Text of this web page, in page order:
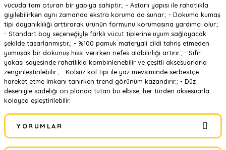
vücuda tam oturan bir yapıya sahiptir.; - Astarlı yapısı ile rahatlıkla
giyilebilirken aynı zamanda ekstra koruma da sunar.; - Dokuma kumaş
tipi dayanıklılığı arttırarak ürünün formunu korumasına yardımcı olur.;
- Standart boy seçeneğiyle farklı vücut tiplerine uyum sağlayacak
şekilde tasarlanmıştır.; - %100 pamuk materyali cildi tahriş etmeden
yumuşak bir dokunuş hissi verirken nefes alabilirliği artırır.; - Sıfır
yakası sayesinde rahatlıkla kombinlenebilir ve çeşitli aksesuarlarla
zenginleştirilebilir.; - Kolsuz kol tipi ile yaz mevsiminde serbestçe
hareket etme imkanı tanırken trend görünüm kazandırır.; - Düz
deseniyle sadeliği ön planda tutan bu elbise, her türden aksesuarla
kolayca eşleştirilebilir.
YORUMLAR